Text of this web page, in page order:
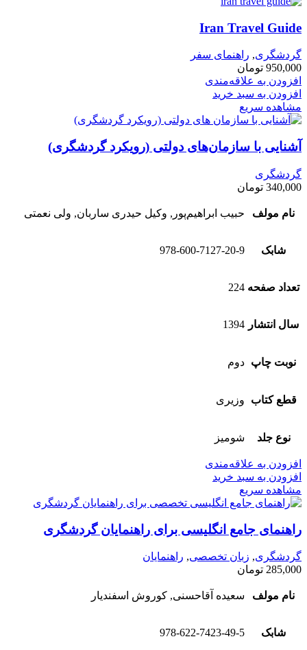
Iran Travel Guide
گردشگری, راهنمای سفر
950,000 تومان
افزودن به علاقه‌مندی
افزودن به سبد خرید
مشاهده سریع
آشنایی با سازمان‌های دولتی (رویکرد گردشگری)
گردشگری
340,000 تومان
نام مولف حبیب ابراهیم‌پور, وکیل حیدری ساربان, ولی نعمتی
شابک 978-600-7127-20-9
تعداد صفحه 224
سال انتشار 1394
نوبت چاپ دوم
قطع کتاب وزیری
نوع جلد شومیز
افزودن به علاقه‌مندی
افزودن به سبد خرید
مشاهده سریع
راهنمای جامع انگلیسی برای راهنمایان گردشگری
گردشگری, زبان تخصصی, راهنمایان
285,000 تومان
نام مولف سعیده آقا‌حسنی, کوروش اسفندیار
شابک 978-622-7423-49-5